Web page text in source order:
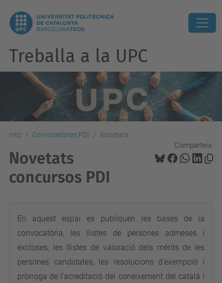
Treballa a la UPC
Inici Convocatòries PDI Novetats
Comparteix:
Novetats
concursos PDI
En aquest espai es publiquen les bases de la
convocatòria, les llistes de persones admeses i
excloses, les llistes de valoració dels mèrits de les
persones candidates, les resolucions d'exempció i
pròrroga de l'acreditació del coneixement del català i